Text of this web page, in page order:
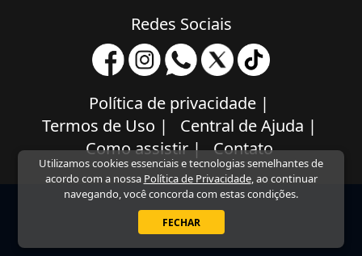
Utilizamos cookies essenciais e tecnologias semelhantes de
acordo com a nossa Política de Privacidade, ao continuar
navegando, você concorda com estas condições.
FECHAR
Redes Sociais
Política de privacidade |
Termos de Uso | Central de Ajuda |
Como assistir| Contato